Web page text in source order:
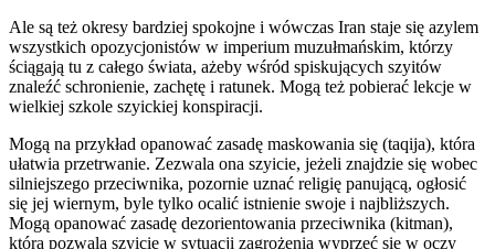
Ale są też okresy bardziej spokojne i wówczas Iran staje się azylem
wszystkich opozycjonistów w imperium muzułmańskim, którzy
ściągają tu z całego świata, ażeby wśród spiskujących szyitów
znaleźć schronienie, zachętę i ratunek. Mogą też pobierać lekcje w
wielkiej szkole szyickiej konspiracji.
Mogą na przykład opanować zasadę maskowania się (taqija), która
ułatwia przetrwanie. Zezwala ona szyicie, jeżeli znajdzie się wobec
silniejszego przeciwnika, pozornie uznać religię panującą, ogłosić
się jej wiernym, byle tylko ocalić istnienie swoje i najbliższych.
Mogą opanować zasadę dezorientowania przeciwnika (kitman),
która pozwala szyicie w sytuacji zagrożenia wyprzeć się w oczy